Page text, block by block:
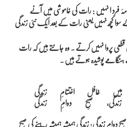
فرد ا نہیں : رات کی خاموشی میں آنے
کچھ نہیں یعنی رات کے بعد ایک نئی زندگی
پروا نہیں کرتے ۔ وہ جانتے ہیں کہ رات
پوشیدہ ہوتے ہیں ۔
غافل اختتامِ زندگی